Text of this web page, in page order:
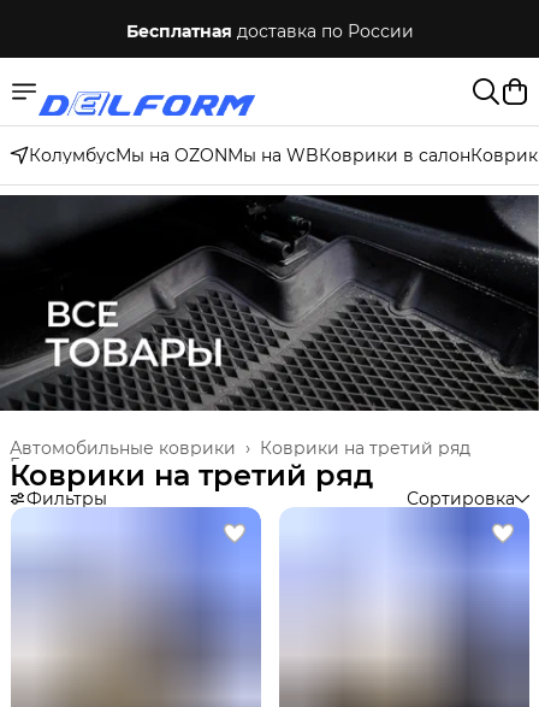
Бесплатная доставка по России
КолумбусМы на OZONМы на WBКоврики в салон
Коврики на третий ряд
Автомобильные коврики ›
Главная ›
Коврики на третий ряд
Фильтры Сортировка